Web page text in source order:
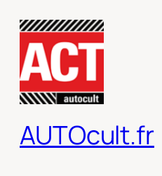
contenu
AUTOcult.fr